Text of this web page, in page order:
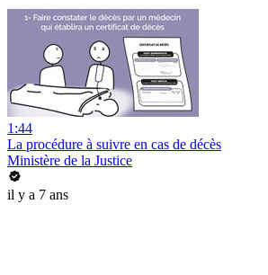
1:44
La procédure à suivre en cas de décès
Ministère de la Justice
il y a 7 ans